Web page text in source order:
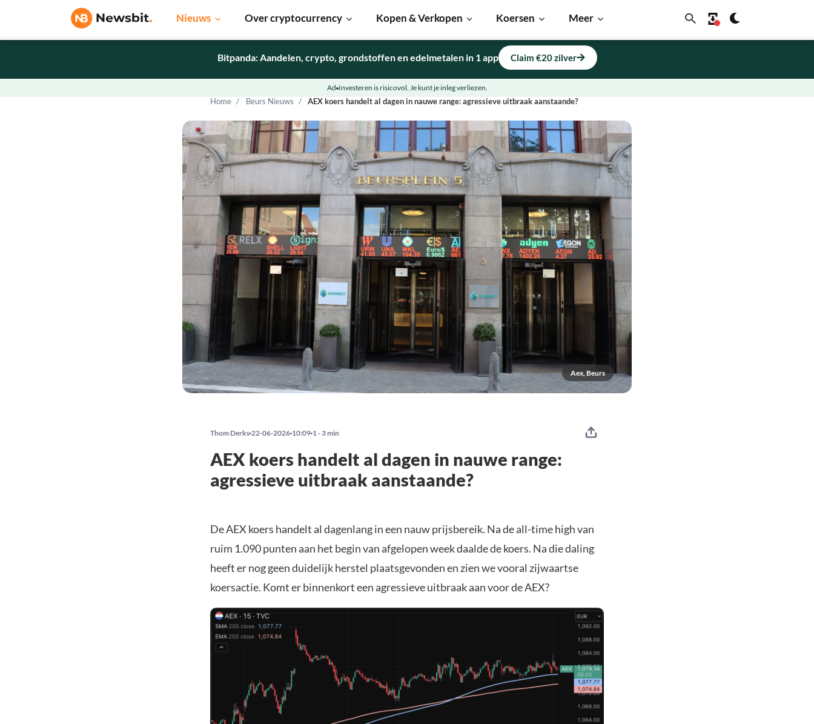
Nieuws Over cryptocurrency Kopen & Verkopen Koersen Meer
Home Beurs Nieuws AEX koers handelt al dagen in nauwe range: agressieve uitbraak aanstaande?
Aex, Beurs
Bitpanda: Aandelen, crypto, grondstoffen en edelmetalen in 1 app Claim €20 zilver
Ad Investeren is risicovol. Je kunt je inleg verliezen.
Thom Derks 22-06-2026 10:09 1 - 3 min
AEX koers handelt al dagen in nauwe range:
agressieve uitbraak aanstaande?
De AEX koers handelt al dagenlang in een nauw prijsbereik. Na de all-time high van
ruim 1.090 punten aan het begin van afgelopen week daalde de koers. Na die daling
heeft er nog geen duidelijk herstel plaatsgevonden en zien we vooral zijwaartse
koersactie. Komt er binnenkort een agressieve uitbraak aan voor de AEX?